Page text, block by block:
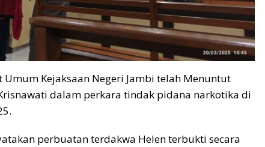
Umum Kejaksaan Negeri Jambi telah Menuntut
dalam perkara tindak pidana narkotika di
perbuatan terdakwa Helen terbukti secara